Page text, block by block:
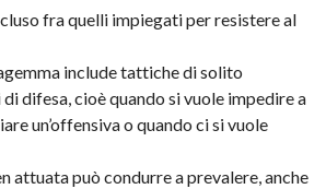
fra quelli impiegati per resistere al
include tattiche di solito
difesa, cioè quando si vuole impedire a
un’offensiva o quando ci si vuole
attuata può condurre a prevalere, anche